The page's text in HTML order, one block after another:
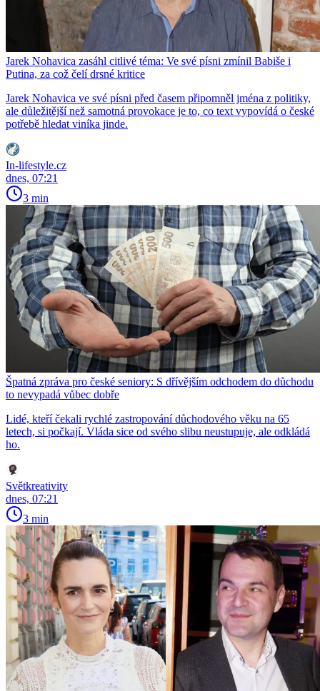
Jarek Nohavica zasáhl citlivé téma: Ve své písni zmínil Babiše i
Putina, za což čelí drsné kritice
Jarek Nohavica ve své písni před časem připomněl jména z politiky,
ale důležitější než samotná provokace je to, co text vypovídá o české
potřebě hledat viníka jinde.
In-lifestyle.cz
dnes, 07:21
3 min
Špatná zpráva pro české seniory: S dřívějším odchodem do důchodu
to nevypadá vůbec dobře
Lidé, kteří čekali rychlé zastropování důchodového věku na 65
letech, si počkají. Vláda sice od svého slibu neustupuje, ale odkládá
ho.
Světkreativity
dnes, 07:21
3 min